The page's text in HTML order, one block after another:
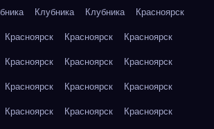
Клубника Клубника
Красноярск
Красноярск Красноярск
Красноярск
Красноярск Красноярск
Красноярск
Красноярск Красноярск
Красноярск
Красноярск Красноярск
Красноярск